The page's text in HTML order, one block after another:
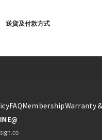
送貨及付款方式
FAQMembershipWarranty